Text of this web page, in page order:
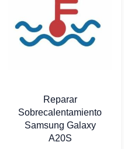
Reparar
Sobrecalentamiento
Samsung Galaxy
A20S